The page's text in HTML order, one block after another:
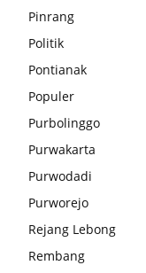
Pinrang
Politik
Pontianak
Populer
Purbolinggo
Purwakarta
Purwodadi
Purworejo
Rejang Lebong
Rembang